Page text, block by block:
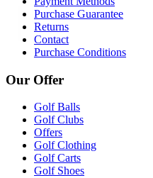
Purchase Guarantee
Returns
Contact
Purchase Conditions
Our Offer
Golf Balls
Golf Clubs
Offers
Golf Clothing
Golf Carts
Golf Shoes